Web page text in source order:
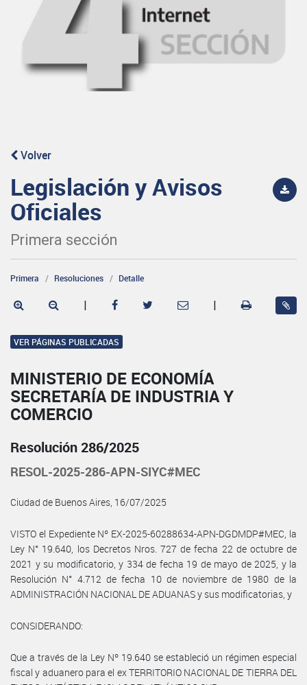
Volver
Legislación y Avisos
Oficiales
Primera sección
Primera Resoluciones Detalle
| |
VER PÁGINAS PUBLICADAS
MINISTERIO DE ECONOMÍA
SECRETARÍA DE INDUSTRIA Y
COMERCIO
Resolución 286/2025
RESOL-2025-286-APN-SIYC#MEC
Ciudad de Buenos Aires, 16/07/2025
VISTO el Expediente Nº EX-2025-60288634-APN-DGDMDP#MEC, la
Ley N° 19.640, los Decretos Nros. 727 de fecha 22 de octubre de
2021 y su modificatorio, y 334 de fecha 19 de mayo de 2025, y la
Resolución N° 4.712 de fecha 10 de noviembre de 1980 de la
ADMINISTRACIÓN NACIONAL DE ADUANAS y sus modificatorias, y
CONSIDERANDO:
Que a través de la Ley Nº 19.640 se estableció un régimen especial
fiscal y aduanero para el ex TERRITORIO NACIONAL DE TIERRA DEL